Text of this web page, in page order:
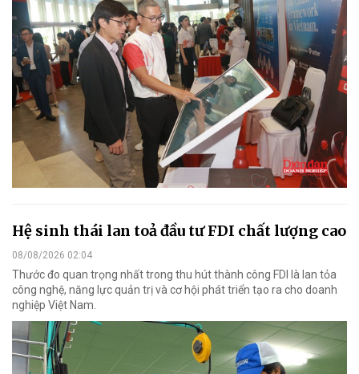
Hệ sinh thái lan toả đầu tư FDI chất lượng cao
08/08/2026 02:04
Thước đo quan trọng nhất trong thu hút thành công FDI là lan tỏa
công nghệ, năng lực quản trị và cơ hội phát triển tạo ra cho doanh
nghiệp Việt Nam.